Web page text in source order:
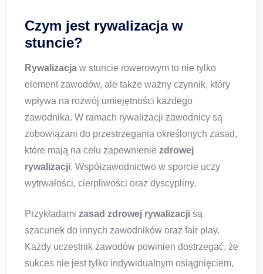
Czym jest rywalizacja w
stuncie?
Rywalizacja w stuncie rowerowym to nie tylko
element zawodów, ale także ważny czynnik, który
wpływa na rozwój umiejętności każdego
zawodnika. W ramach rywalizacji zawodnicy są
zobowiązani do przestrzegania określonych zasad,
które mają na celu zapewnienie zdrowej
rywalizacji. Współzawodnictwo w sporcie uczy
wytrwałości, cierpliwości oraz dyscypliny.
Przykładami zasad zdrowej rywalizacji są
szacunek do innych zawodników oraz fair play.
Każdy uczestnik zawodów powinien dostrzegać, że
sukces nie jest tylko indywidualnym osiągnięciem,